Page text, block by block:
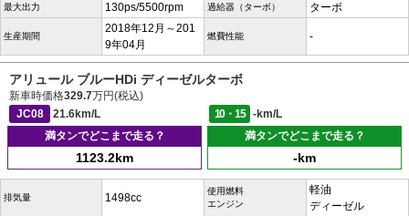
最大出力 130ps/5500rpm 過給器（ターボ） ターボ
生産期間
2018年12月～201
9年04月
燃費性能 -
アリュール ブルーHDi ディーゼルターボ
新車時価格329.7万円(税込)
JC08
21.6km/L 10・15
-km/L
満タンでどこまで走る？
1123.2km
満タンでどこまで走る？
-km
排気量 1498cc
使用燃料
エンジン
軽油
ディーゼル